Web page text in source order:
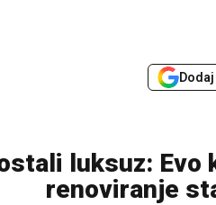
luksuz: Evo
renoviranje